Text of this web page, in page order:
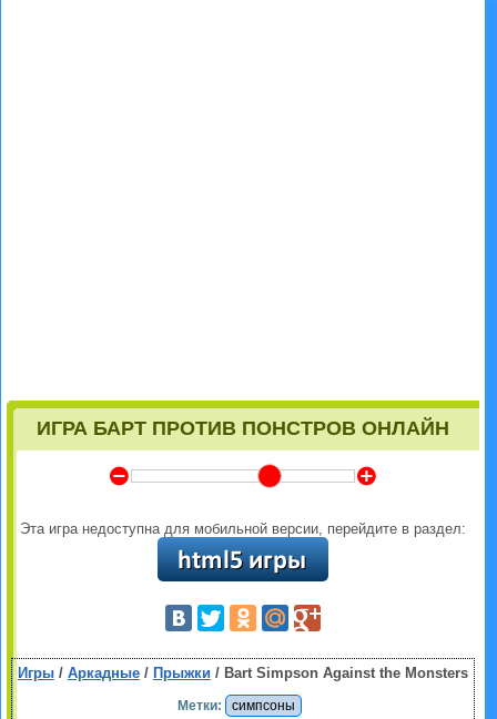
ИГРА БАРТ ПРОТИВ ПОНСТРОВ ОНЛАЙН
Y Z
Эта игра недоступна для мобильной версии, перейдите в раздел:
Игры/ Аркадные/ Прыжки / Bart Simpson Against the Monsters
Метки: симпсоны